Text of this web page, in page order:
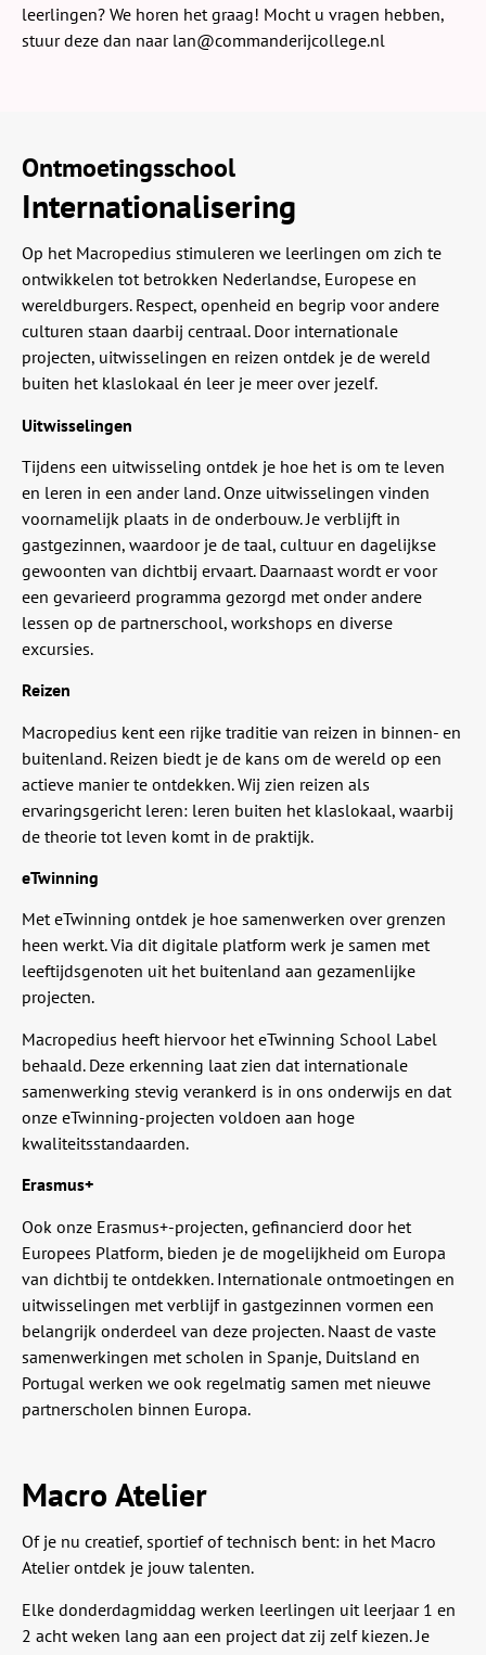
leerlingen? We horen het graag! Mocht u vragen hebben,
stuur deze dan naar lan@commanderijcollege.nl
Ontmoetingsschool
Internationalisering
Op het Macropedius stimuleren we leerlingen om zich te
ontwikkelen tot betrokken Nederlandse, Europese en
wereldburgers. Respect, openheid en begrip voor andere
culturen staan daarbij centraal. Door internationale
projecten, uitwisselingen en reizen ontdek je de wereld
buiten het klaslokaal én leer je meer over jezelf.
Uitwisselingen
Tijdens een uitwisseling ontdek je hoe het is om te leven
en leren in een ander land. Onze uitwisselingen vinden
voornamelijk plaats in de onderbouw. Je verblijft in
gastgezinnen, waardoor je de taal, cultuur en dagelijkse
gewoonten van dichtbij ervaart. Daarnaast wordt er voor
een gevarieerd programma gezorgd met onder andere
lessen op de partnerschool, workshops en diverse
excursies.
Reizen
Macropedius kent een rijke traditie van reizen in binnen- en
buitenland. Reizen biedt je de kans om de wereld op een
actieve manier te ontdekken. Wij zien reizen als
ervaringsgericht leren: leren buiten het klaslokaal, waarbij
de theorie tot leven komt in de praktijk.
eTwinning
Met eTwinning ontdek je hoe samenwerken over grenzen
heen werkt. Via dit digitale platform werk je samen met
leeftijdsgenoten uit het buitenland aan gezamenlijke
projecten.
Macropedius heeft hiervoor het eTwinning School Label
behaald. Deze erkenning laat zien dat internationale
samenwerking stevig verankerd is in ons onderwijs en dat
onze eTwinning-projecten voldoen aan hoge
kwaliteitsstandaarden.
Erasmus+
Ook onze Erasmus+-projecten, gefinancierd door het
Europees Platform, bieden je de mogelijkheid om Europa
van dichtbij te ontdekken. Internationale ontmoetingen en
uitwisselingen met verblijf in gastgezinnen vormen een
belangrijk onderdeel van deze projecten. Naast de vaste
samenwerkingen met scholen in Spanje, Duitsland en
Portugal werken we ook regelmatig samen met nieuwe
partnerscholen binnen Europa.
Macro Atelier
Of je nu creatief, sportief of technisch bent: in het Macro
Atelier ontdek je jouw talenten.
Elke donderdagmiddag werken leerlingen uit leerjaar 1 en
2 acht weken lang aan een project dat zij zelf kiezen. Je